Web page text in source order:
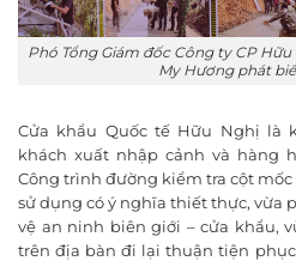
Phó Tổng Giám đốc Công ty CP
My Hương phát
Cửa khẩu Quốc tế Hữu Nghị là
khách xuất nhập cảnh và hàng
Công trình đường kiểm tra cột
sử dụng có ý nghĩa thiết thực, vừa
vệ an ninh biên giới – cửa khẩu,
trên địa bàn đi lại thuận tiện